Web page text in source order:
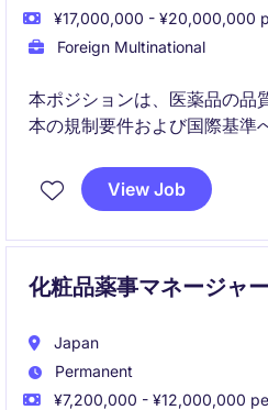
¥17,000,000 - ¥20,000,000
Foreign Multinational
本ポジションは、医薬品の品
本の規制要件および国際基準
申請における海外ステークホ
View Job
化粧品薬事マネージャ
Japan
Permanent
¥7,200,000 - ¥12,000,000